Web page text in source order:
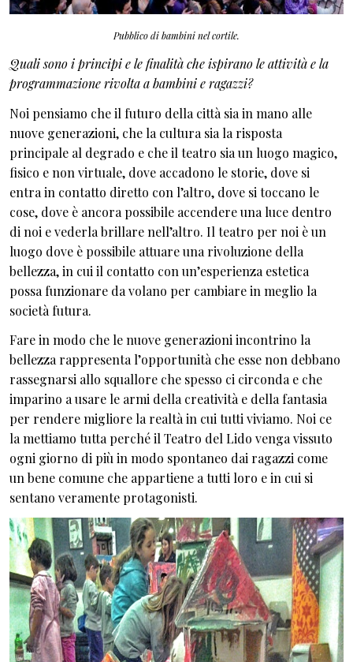
Pubblico di bambini nel cortile.
Quali sono i principi e le finalità che ispirano le attività e la
programmazione rivolta a bambini e ragazzi?
Noi pensiamo che il futuro della città sia in mano alle
nuove generazioni, che la cultura sia la risposta
principale al degrado e che il teatro sia un luogo magico,
fisico e non virtuale, dove accadono le storie, dove si
entra in contatto diretto con l’altro, dove si toccano le
cose, dove è ancora possibile accendere una luce dentro
di noi e vederla brillare nell’altro. Il teatro per noi è un
luogo dove è possibile attuare una rivoluzione della
bellezza, in cui il contatto con un’esperienza estetica
possa funzionare da volano per cambiare in meglio la
società futura.
Fare in modo che le nuove generazioni incontrino la
bellezza rappresenta l’opportunità che esse non debbano
rassegnarsi allo squallore che spesso ci circonda e che
imparino a usare le armi della creatività e della fantasia
per rendere migliore la realtà in cui tutti viviamo. Noi ce
la mettiamo tutta perché il Teatro del Lido venga vissuto
ogni giorno di più in modo spontaneo dai ragazzi come
un bene comune che appartiene a tutti loro e in cui si
sentano veramente protagonisti.